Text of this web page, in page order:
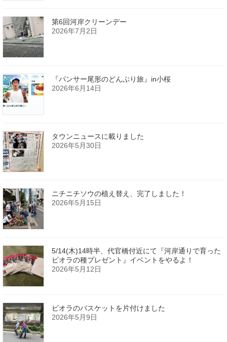
第6回河岸クリーンデー
2026年7月2日
『パンサー尾形のどんぶり旅』in小桜
2026年6月14日
タウンニュースに載りました
2026年5月30日
ニチニチソウの植え替え、完了しました！
2026年5月15日
5/14(木)14時半、代官橋付近にて『河岸通りで育った
ビオラの種プレゼント』イベントをやるよ！
2026年5月12日
ビオラのバスケットを片付けました
2026年5月9日